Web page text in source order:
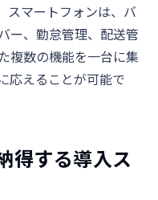
スマートフォンは、バ
ー、勤怠管理、配送管
複数の機能を一台に集
応えることが可能で
得する導入ス